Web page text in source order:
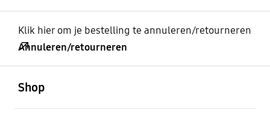
Klik hier om je bestelling te annuleren/retourneren
Annuleren/retourneren
Shop